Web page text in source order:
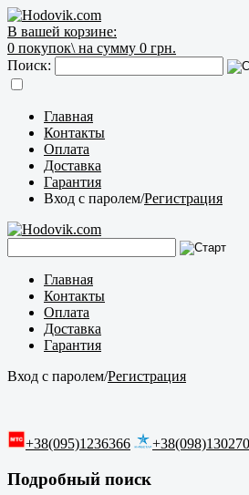
В вашей корзине:
0 покупок\ на сумму 0 грн.
Поиск:
Главная
Контакты
Оплата
Доставка
Гарантия
Вход с паролем/Регистрация
Главная
Контакты
Оплата
Доставка
Гарантия
Вход с паролем/Регистрация
+38(095)1236366
Подробный поиск